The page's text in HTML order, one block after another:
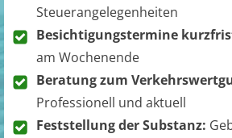
Steuerangelegenheiten
Besichtigungstermine
am Wochenende
Beratung zum
Professionell und aktuell
Feststellung der Substanz: